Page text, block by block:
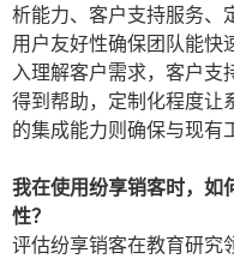
析能力、客户支持服务、
用户友好性确保团队能快
入理解客户需求，客户支
得到帮助，定制化程度让
的集成能力则确保与现有
我在使用纷享销客时，如
性？
评估纷享销客在教育研究